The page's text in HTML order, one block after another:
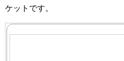
ケットです。